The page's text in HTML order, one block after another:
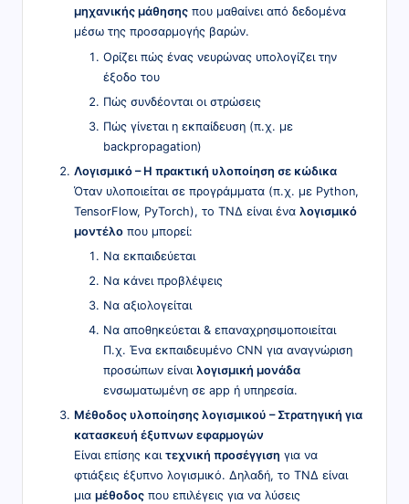
μηχανικής μάθησης που μαθαίνει από δεδομένα
μέσω της προσαρμογής βαρών.
Ορίζει πώς ένας νευρώνας υπολογίζει την
έξοδο του
Πώς συνδέονται οι στρώσεις
Πώς γίνεται η εκπαίδευση (π.χ. με
backpropagation)
Λογισμικό – Η πρακτική υλοποίηση σε κώδικα
Όταν υλοποιείται σε προγράμματα (π.χ. με Python,
TensorFlow, PyTorch), το ΤΝΔ είναι ένα λογισμικό
μοντέλο που μπορεί:
Να εκπαιδεύεται
Να κάνει προβλέψεις
Να αξιολογείται
Να αποθηκεύεται & επαναχρησιμοποιείται
Π.χ. Ένα εκπαιδευμένο CNN για αναγνώριση
προσώπων είναι λογισμική μονάδα
ενσωματωμένη σε app ή υπηρεσία.
Μέθοδος υλοποίησης λογισμικού – Στρατηγική για
κατασκευή έξυπνων εφαρμογών
Είναι επίσης και τεχνική προσέγγιση για να
φτιάξεις έξυπνο λογισμικό. Δηλαδή, το ΤΝΔ είναι
μια μέθοδος που επιλέγεις για να λύσεις